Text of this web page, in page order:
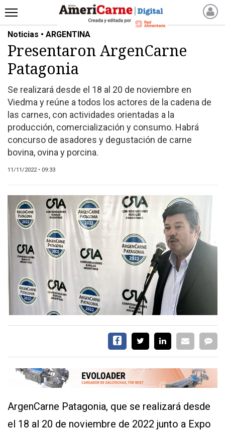
INICIO
NOTICIAS RECIENTES
NOTICIAS
PRODUCCIÓN
PROCESO
PRODUCTO
NUEVOS PRODUCTOS
MARKETPLACE
REVISTAS
CATÁLOGO DE CORTES
DE CARNE VACUNA
EVENTOS Y
CAPACITACIONES
DIRECTORIO
CALENDARIO
MEDIA KIT
TEMAS DESTACADOS
CARNE
INVESTIGACIÓN
AGRO
PREMIO
Noticias • ARGENTINA
Presentaron ArgenCarne
Patagonia
Se realizará desde el 18 al 20 de noviembre en
Viedma y reúne a todos los actores de la cadena de
las carnes, con actividades orientadas a la
producción, comercialización y consumo. Habrá
concurso de asadores y degustación de carne
bovina, ovina y porcina.
11/11/2022 • 09:33
ArgenCarne Patagonia, que se realizará desde
el 18 al 20 de noviembre de 2022 junto a Expo